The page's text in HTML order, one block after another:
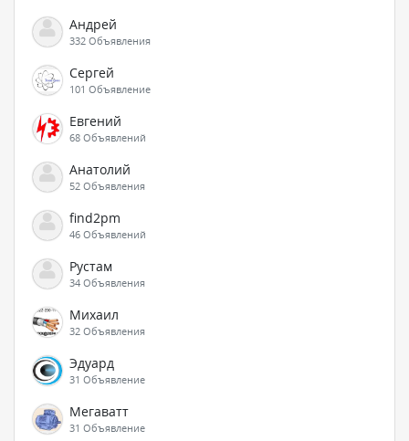
Андрей
332 Объявления
Сергей
101 Объявление
Евгений
68 Объявлений
Анатолий
52 Объявления
find2pm
46 Объявлений
Рустам
34 Объявления
Михаил
32 Объявления
Эдуард
31 Объявление
Мегаватт
31 Объявление